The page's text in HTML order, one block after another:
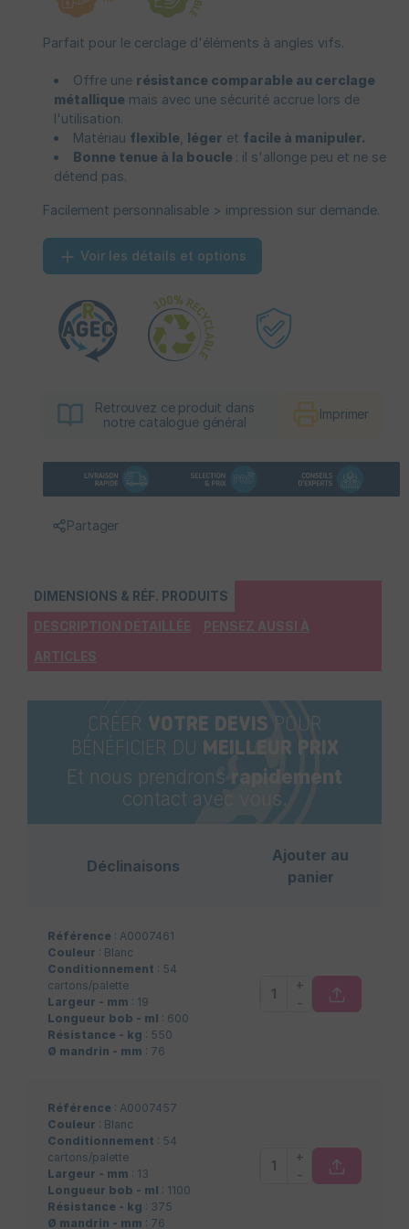
Parfait pour le cerclage d'éléments à angles vifs.
Offre une résistance comparable au cerclage
métallique mais avec une sécurité accrue lors de
l'utilisation.
Matériau flexible léger et facile à manipuler.
Bonne tenue à la boucle : il s'allonge peu et ne se
détend pas.
Facilement personnalisable > impression sur demande.
Voir les détails et options
Retrouvez ce produit dans
notre catalogue général
Imprimer
Partager
DIMENSIONS & RÉF. PRODUITS
DESCRIPTION DÉTAILLÉE PENSEZ AUSSI À
ARTICLES
CRÉER VOTRE DEVIS POUR
BÉNÉFICIER DU MEILLEUR PRIX
Et nous prendrons rapidement
contact avec vous.
Déclinaisons
Ajouter au
panier
Référence : A0007461
Couleur : Blanc
Conditionnement : 54
cartons/palette
Largeur - mm : 19
Longueur bob - ml : 600
Résistance - kg : 550
Ø mandrin - mm : 76
+
-
Référence : A0007457
Couleur : Blanc
Conditionnement : 54
cartons/palette
Largeur - mm : 13
Longueur bob - ml : 1100
Résistance - kg : 375
Ø mandrin - mm : 76
+
-